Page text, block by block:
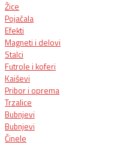
Žice
Pojačala
Efekti
Magneti i delovi
Stalci
Futrole i koferi
Kaiševi
Pribor i oprema
Trzalice
Bubnjevi
Bubnjevi
Činele